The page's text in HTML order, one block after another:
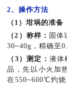
2、操作方法
（1）坩埚的准
（2）称样： 固体
30~40g，精确至
（3）测定： 液体
品，先以小火加
在550~600℃灼